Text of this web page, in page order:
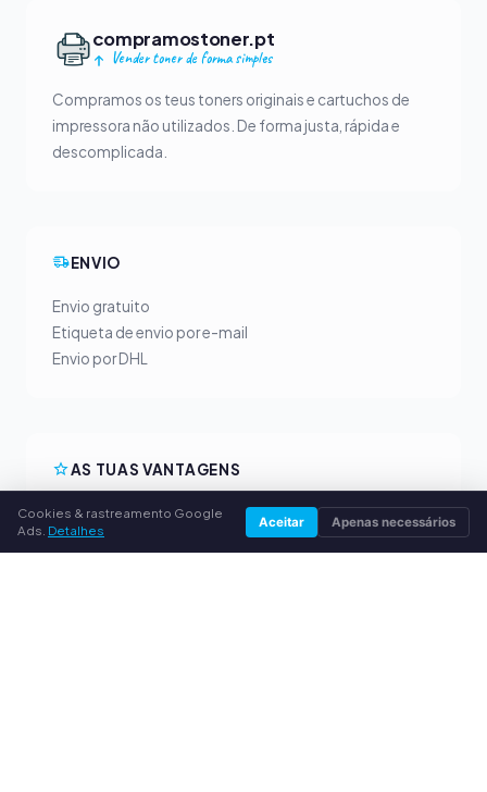
compramostoner.pt
Vender toner de forma simples
Compramos os teus toners originais e cartuchos de
impressora não utilizados. De forma justa, rápida e
descomplicada.
ENVIO
Envio gratuito
Etiqueta de envio por e-mail
Envio por DHL
AS TUAS VANTAGENS
Todas as marcas principais
Preços de compra justos
Cookies & rastreamento Google
Ads. Detalhes Aceitar Apenas necessários